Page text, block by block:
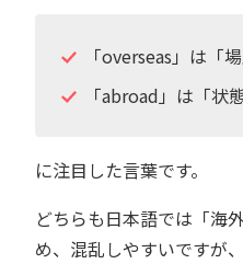
「overseas」は「場
「abroad」は「状
に注目した言葉です。
どちらも日本語では「海
め、混乱しやすいですが